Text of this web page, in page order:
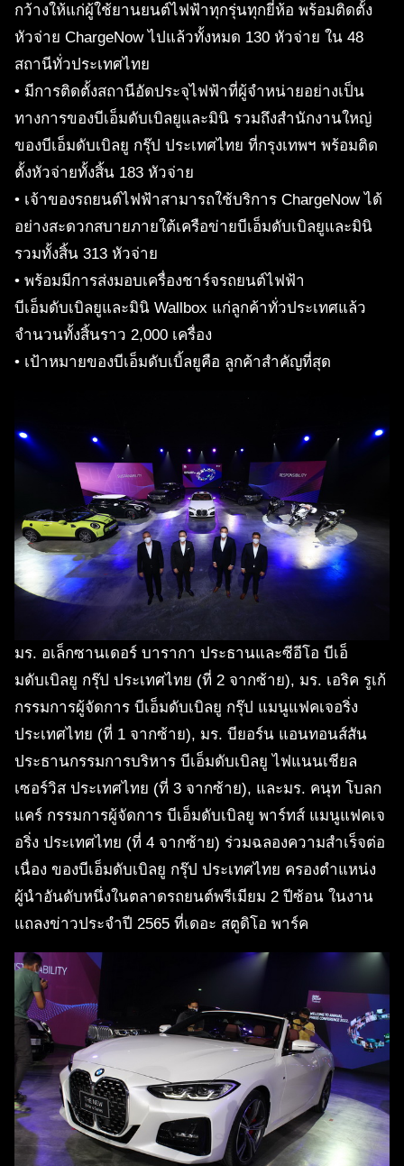
กว้างให้แก่ผู้ใช้ยานยนต์ไฟฟ้าทุกรุ่นทุกยี่ห้อ พร้อมติดตั้ง
หัวจ่าย ChargeNow ไปแล้วทั้งหมด 130 หัวจ่าย ใน 48
สถานีทั่วประเทศไทย
• มีการติดตั้งสถานีอัดประจุไฟฟ้าที่ผู้จำหน่ายอย่างเป็น
ทางการของบีเอ็มดับเบิลยูและมินิ รวมถึงสำนักงานใหญ่
ของบีเอ็มดับเบิลยู กรุ๊ป ประเทศไทย ที่กรุงเทพฯ พร้อมติด
ตั้งหัวจ่ายทั้งสิ้น 183 หัวจ่าย
• เจ้าของรถยนต์ไฟฟ้าสามารถใช้บริการ ChargeNow ได้
อย่างสะดวกสบายภายใต้เครือข่ายบีเอ็มดับเบิลยูและมินิ
รวมทั้งสิ้น 313 หัวจ่าย
• พร้อมมีการส่งมอบเครื่องชาร์จรถยนต์ไฟฟ้า
บีเอ็มดับเบิลยูและมินิ Wallbox แก่ลูกค้าทั่วประเทศแล้ว
จำนวนทั้งสิ้นราว 2,000 เครื่อง
• เป้าหมายของบีเอ็มดับเบิ้ลยูคือ ลูกค้าสำคัญที่สุด
มร. อเล็กซานเดอร์ บารากา ประธานและซีอีโอ บีเอ็
มดับเบิลยู กรุ๊ป ประเทศไทย (ที่ 2 จากซ้าย), มร. เอริค รูเก้
กรรมการผู้จัดการ บีเอ็มดับเบิลยู กรุ๊ป แมนูแฟคเจอริ่ง
ประเทศไทย (ที่ 1 จากซ้าย), มร. บียอร์น แอนทอนส์สัน
ประธานกรรมการบริหาร บีเอ็มดับเบิลยู ไฟแนนเชียล
เซอร์วิส ประเทศไทย (ที่ 3 จากซ้าย), และมร. คนุท โบลก
แคร์ กรรมการผู้จัดการ บีเอ็มดับเบิลยู พาร์ทส์ แมนูแฟคเจ
อริ่ง ประเทศไทย (ที่ 4 จากซ้าย) ร่วมฉลองความสำเร็จต่อ
เนื่อง ของบีเอ็มดับเบิลยู กรุ๊ป ประเทศไทย ครองตำแหน่ง
ผู้นำอันดับหนึ่งในตลาดรถยนต์พรีเมียม 2 ปีซ้อน ในงาน
แถลงข่าวประจำปี 2565 ที่เดอะ สตูดิโอ พาร์ค